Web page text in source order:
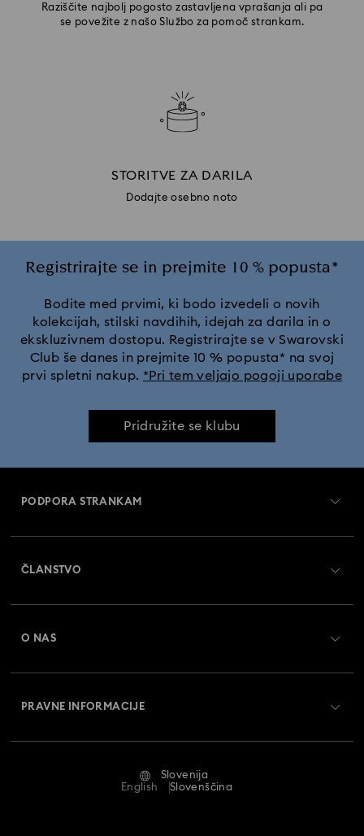
Raziščite najbolj pogosto zastavljena vprašanja ali pa
se povežite z našo Službo za pomoč strankam.
STORITVE ZA DARILA
Dodajte osebno noto
Registrirajte se in prejmite 10 % popusta*
Bodite med prvimi, ki bodo izvedeli o novih
kolekcijah, stilski navdihih, idejah za darila in o
ekskluzivnem dostopu. Registrirajte se v Swarovski
Club še danes in prejmite 10 % popusta* na svoj
prvi spletni nakup. *Pri tem veljajo pogoji uporabe
Pridružite se klubu
PODPORA STRANKAM
Vračila in zamenjava
Stanje popravila
ČLANSTVO
O NAS
PRAVNE INFORMACIJE
Slovenija
English
Slovenščina